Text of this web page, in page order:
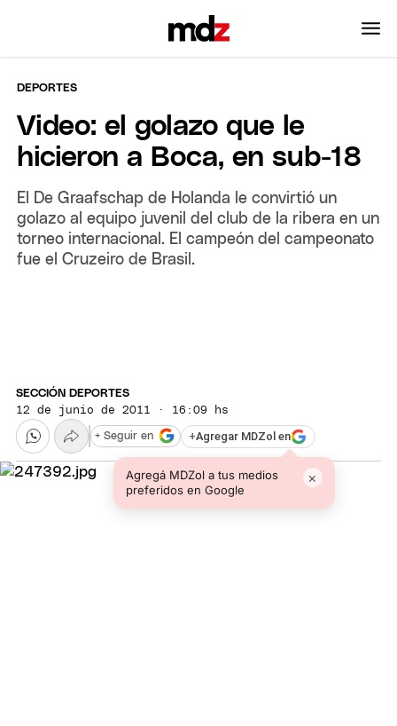
DEPORTES
Video: el golazo que le
hicieron a Boca, en sub-18
El De Graafschap de Holanda le convirtió un
golazo al equipo juvenil del club de la ribera en un
torneo internacional. El campeón del campeonato
fue el Cruzeiro de Brasil.
SECCIÓN DEPORTES
12 de junio de 2011 · 16:09 hs
+Agregar MDZol en
Agregá MDZol a tus medios
preferidos en Google
×
+ Seguir en